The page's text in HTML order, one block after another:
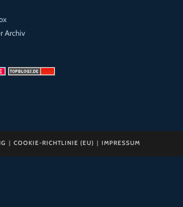
Archiv
COOKIE-RICHTLINIE (EU) IMPRESSUM